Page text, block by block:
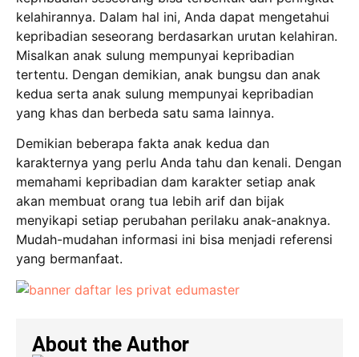
kelahirannya. Dalam hal ini, Anda dapat mengetahui
kepribadian seseorang berdasarkan urutan kelahiran.
Misalkan anak sulung mempunyai kepribadian
tertentu. Dengan demikian, anak bungsu dan anak
kedua serta anak sulung mempunyai kepribadian
yang khas dan berbeda satu sama lainnya.
Demikian beberapa fakta anak kedua dan
karakternya yang perlu Anda tahu dan kenali. Dengan
memahami kepribadian dam karakter setiap anak
akan membuat orang tua lebih arif dan bijak
menyikapi setiap perubahan perilaku anak-anaknya.
Mudah-mudahan informasi ini bisa menjadi referensi
yang bermanfaat.
About the Author